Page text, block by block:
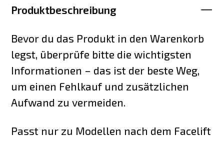
Produktbeschreibung
Bevor du das Produkt in den Warenkorb
legst, überprüfe bitte die wichtigsten
Informationen – das ist der beste Weg,
um einen Fehlkauf und zusätzlichen
Aufwand zu vermeiden.
Passt nur zu Modellen nach dem Facelift